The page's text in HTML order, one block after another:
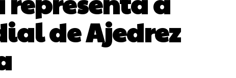
de Ajedrez